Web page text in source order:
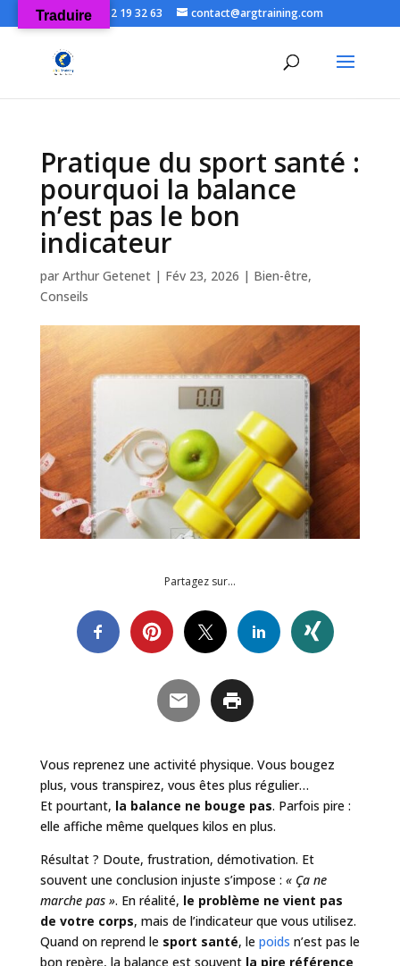
06 52 19 32 63 contact@argtraining.com
Pratique du sport santé :
pourquoi la balance
n’est pas le bon
indicateur
par Arthur Getenet| Fév 23, 2026 | Bien-être,
Conseils
Partagez sur…
Vous reprenez une activité physique. Vous bougez
plus, vous transpirez, vous êtes plus régulier…
Et pourtant, la balance ne bouge pas. Parfois pire :
elle affiche même quelques kilos en plus.
Résultat ? Doute, frustration, démotivation. Et
souvent une conclusion injuste s’impose : « Ça ne
marche pas ». En réalité, le problème ne vient pas
de votre corps, mais de l’indicateur que vous utilisez.
Quand on reprend le sport santé, le poids n’est pas le
bon repère, la balance est souvent la pire référence
Traduire